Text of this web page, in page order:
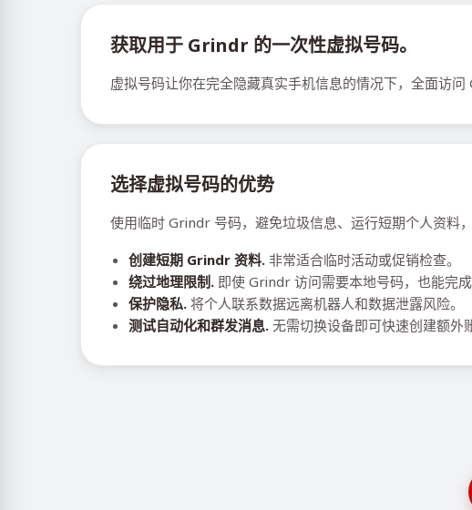
获取用于 Grindr 的一次性虚拟号码。
虚拟号码让你在完全隐藏真实手机信息的情况下，全面访
选择虚拟号码的优势
使用临时 Grindr 号码，避免垃圾信息、运行短期个人资料
创建短期 Grindr 资料. 非常适合临时活动或促销检查。
绕过地理限制. 即使 Grindr 访问需要本地号码，也能完成
保护隐私. 将个人联系数据远离机器人和数据泄露风险。
测试自动化和群发消息. 无需切换设备即可快速创建额外